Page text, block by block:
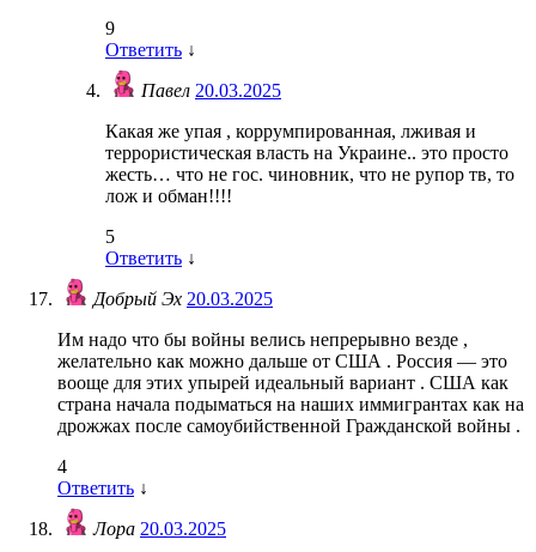
9
Ответить ↓
Павел 20.03.2025
Какая же упая , коррумпированная, лживая и
террористическая власть на Украине.. это просто
жесть… что не гос. чиновник, что не рупор тв, то
лож и обман!!!!
5
Ответить ↓
Добрый Эх 20.03.2025
Им надо что бы войны велись непрерывно везде ,
желательно как можно дальше от США . Россия — это
вооще для этих упырей идеальный вариант . США как
страна начала подыматься на наших иммигрантах как на
дрожжах после самоубийственной Гражданской войны .
4
Ответить ↓
Лора 20.03.2025